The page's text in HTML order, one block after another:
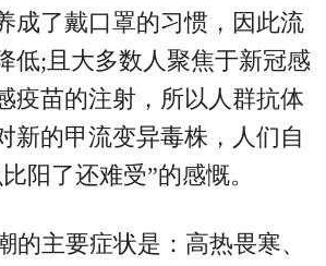
成了戴口罩的习惯，因此流
低;且大多数人聚焦于新冠感
疫苗的注射，所以人群抗体
新的甲流变异毒株，人们自
阳了还难受”的感慨。
的主要症状是：高热畏寒、